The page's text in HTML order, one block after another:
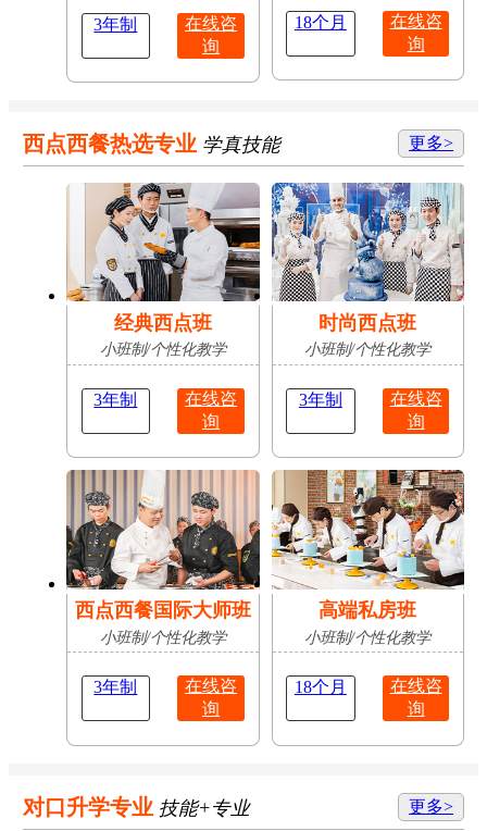
3年制
在线咨
询
18个月
在线咨
询
西点西餐热选专业 学真技能 更多>
经典西点班
小班制/个性化教学
3年制
在线咨
询
时尚西点班
小班制/个性化教学
3年制
在线咨
询
西点西餐国际大师班
小班制/个性化教学
3年制
在线咨
询
高端私房班
小班制/个性化教学
18个月
在线咨
询
对口升学专业 技能+专业 更多>